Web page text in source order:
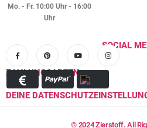
Mo. - Fr. 10:00 Uhr - 16:00
Uhr
SOCIAL
ZAHLUNGSARTEN
DEINE
© 2024 Zierstoff. All